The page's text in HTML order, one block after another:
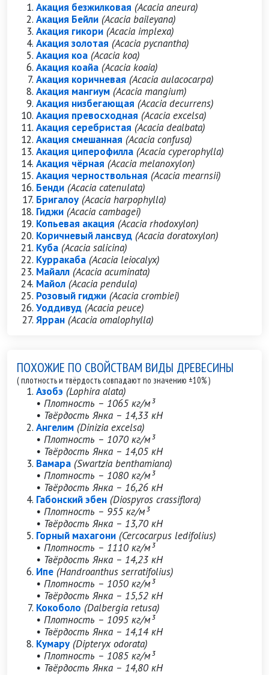
Акация безжилковая (Acacia aneura)
Акация Бейли (Acacia baileyana)
Акация гикори (Acacia implexa)
Акация золотая (Acacia pycnantha)
Акация коа (Acacia koa)
Акация коайа (Acacia koaia)
Акация коричневая (Acacia aulacocarpa)
Акация мангиум (Acacia mangium)
Акация низбегающая (Acacia decurrens)
Акация превосходная (Acacia excelsa)
Акация серебристая (Acacia dealbata)
Акация смешанная (Acacia confusa)
Акация циперофилла (Acacia cyperophylla)
Акация чёрная (Acacia melanoxylon)
Акация черноствольная (Acacia mearnsii)
Бенди (Acacia catenulata)
Бригалоу (Acacia harpophylla)
Гиджи (Acacia cambagei)
Копьевая акация (Acacia rhodoxylon)
Коричневый лансвуд (Acacia doratoxylon)
Куба (Acacia salicina)
Курракаба (Acacia leiocalyx)
Майалл (Acacia acuminata)
Майол (Acacia pendula)
Розовый гиджи (Acacia crombiei)
Уоддивуд (Acacia peuce)
Ярран (Acacia omalophylla)
ПОХОЖИЕ ПО СВОЙСТВАМ ВИДЫ ДРЕВЕСИНЫ
( плотность и твёрдость совпадают по значению ±10% )
Азобэ (Lophira alata)
• Плотность – 1065 кг/м³
• Твёрдость Янка – 14,33 кН
Ангелим (Dinizia excelsa)
• Плотность – 1070 кг/м³
• Твёрдость Янка – 14,05 кН
Вамара (Swartzia benthamiana)
• Плотность – 1080 кг/м³
• Твёрдость Янка – 16,26 кН
Габонский эбен (Diospyros crassiflora)
• Плотность – 955 кг/м³
• Твёрдость Янка – 13,70 кН
Горный махагони (Cercocarpus ledifolius)
• Плотность – 1110 кг/м³
• Твёрдость Янка – 14,23 кН
Ипе (Handroanthus serratifolius)
• Плотность – 1050 кг/м³
• Твёрдость Янка – 15,52 кН
Кокоболо (Dalbergia retusa)
• Плотность – 1095 кг/м³
• Твёрдость Янка – 14,14 кН
Кумару (Dipteryx odorata)
• Плотность – 1085 кг/м³
• Твёрдость Янка – 14,80 кН